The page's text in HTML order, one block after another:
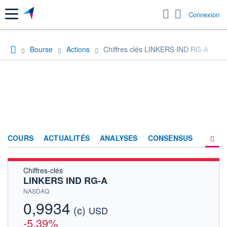
Menu Connexion
Bourse Actions Chiffres clés LINKERS IND RG-A
COURS ACTUALITÉS ANALYSES CONSENSUS
Chiffres-clés
LINKERS IND RG-A
NASDAQ
0,9934 (c) USD
-5,39%